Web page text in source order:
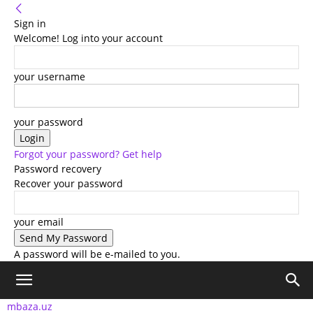
Sign in
Welcome! Log into your account
your username
your password
Forgot your password? Get help
Password recovery
Recover your password
your email
A password will be e-mailed to you.
mbaza.uz